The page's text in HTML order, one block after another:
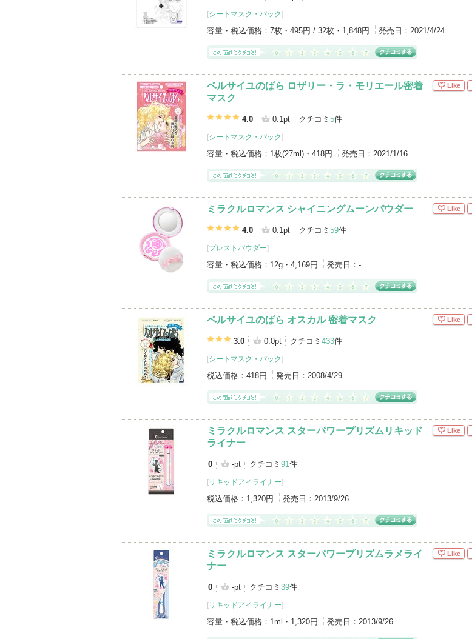
[シートマスク・パック]
容量・税込価格： 7枚・495円 / 32枚・1,848円 発売日： 2021/4/24
ベルサイユのばら ロザリー・ラ・モリエール密着
マスク
4.0 0.1pt クチコミ 5件
[シートマスク・パック]
容量・税込価格： 1枚(27ml)・418円 発売日： 2021/1/16
Like
ミラクルロマンス シャイニングムーンパウダー
4.0 0.1pt クチコミ 59件
[プレストパウダー]
容量・税込価格： 12g・4,169円 発売日： -
Like
ベルサイユのばら オスカル 密着マスク
3.0 0.0pt クチコミ 433件
[シートマスク・パック]
税込価格： 418円 発売日： 2008/4/29
Like
ミラクルロマンス スターパワープリズムリキッド
ライナー
0 -pt クチコミ 91件
[ リキッドアイライナー]
税込価格： 1,320円 発売日： 2013/9/26
Like
ミラクルロマンス スターパワープリズムラメライ
ナー
0 -pt クチコミ 39件
[ リキッドアイライナー]
容量・税込価格： 1ml・1,320円 発売日： 2013/9/26
Like